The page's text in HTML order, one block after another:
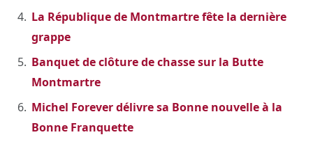
La République de Montmartre fête la dernière
grappe
Banquet de clôture de chasse sur la Butte
Montmartre
Michel Forever délivre sa Bonne nouvelle à la
Bonne Franquette